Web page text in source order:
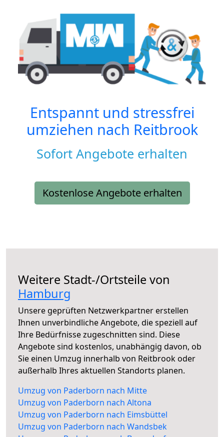
Entspannt und stressfrei
umziehen nach Reitbrook
Sofort Angebote erhalten
Kostenlose Angebote erhalten
Weitere Stadt-/Ortsteile von
Hamburg
Unsere geprüften Netzwerkpartner erstellen
Ihnen unverbindliche Angebote, die speziell auf
Ihre Bedürfnisse zugeschnitten sind. Diese
Angebote sind kostenlos, unabhängig davon, ob
Sie einen Umzug innerhalb von Reitbrook oder
außerhalb Ihres aktuellen Standorts planen.
Umzug von Paderborn nach Mitte
Umzug von Paderborn nach Altona
Umzug von Paderborn nach Eimsbüttel
Umzug von Paderborn nach Wandsbek